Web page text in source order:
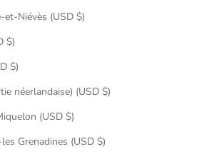
Niévès (USD $)
$)
$)
néerlandaise) (USD $)
(USD $)
Grenadines (USD $)